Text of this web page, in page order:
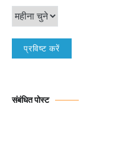
संबंधित पोस्ट